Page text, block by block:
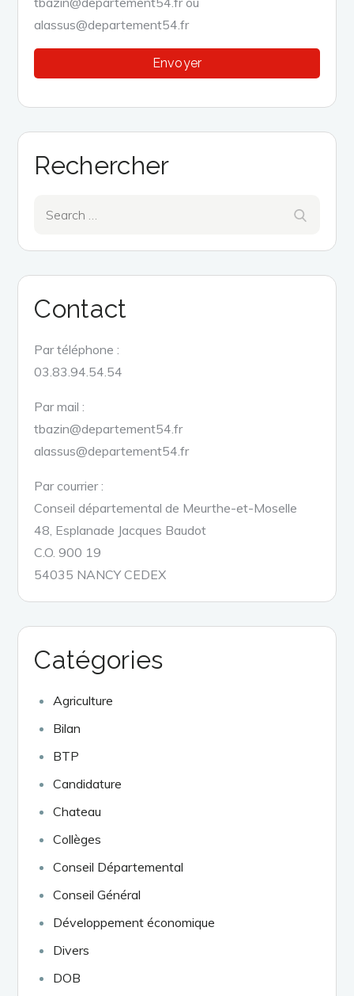
alassus@departement54.fr
Rechercher
Contact
Par téléphone :
03.83.94.54.54
Par mail :
tbazin@departement54.fr
alassus@departement54.fr
Par courrier :
Conseil départemental de Meurthe-et-Moselle
48, Esplanade Jacques Baudot
C.O. 900 19
54035 NANCY CEDEX
Catégories
Agriculture
Bilan
BTP
Candidature
Chateau
Collèges
Conseil Départemental
Conseil Général
Développement économique
Divers
DOB